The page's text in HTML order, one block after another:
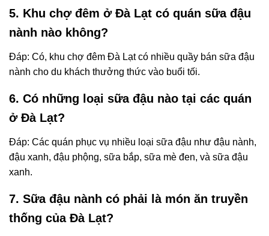
5. Khu chợ đêm ở Đà Lạt có quán sữa đậu
nành nào không?
Đáp: Có, khu chợ đêm Đà Lạt có nhiều quầy bán sữa đậu
nành cho du khách thưởng thức vào buổi tối.
6. Có những loại sữa đậu nào tại các quán
ở Đà Lạt?
Đáp: Các quán phục vụ nhiều loại sữa đậu như đậu nành,
đậu xanh, đậu phộng, sữa bắp, sữa mè đen, và sữa đậu
xanh.
7. Sữa đậu nành có phải là món ăn truyền
thống của Đà Lạt?